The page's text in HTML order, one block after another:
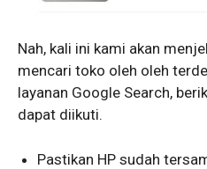
Nah, kali ini kami akan
mencari toko oleh oleh
layanan Google Search,
dapat diikuti.
Pastikan HP sudah